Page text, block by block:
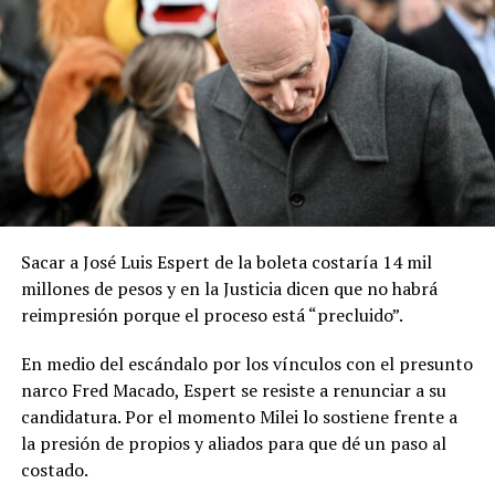
Sacar a José Luis Espert de la boleta costaría 14 mil
millones de pesos y en la Justicia dicen que no habrá
reimpresión porque el proceso está “precluido”.
En medio del escándalo por los vínculos con el presunto
narco Fred Macado, Espert se resiste a renunciar a su
candidatura. Por el momento Milei lo sostiene frente a
la presión de propios y aliados para que dé un paso al
costado.